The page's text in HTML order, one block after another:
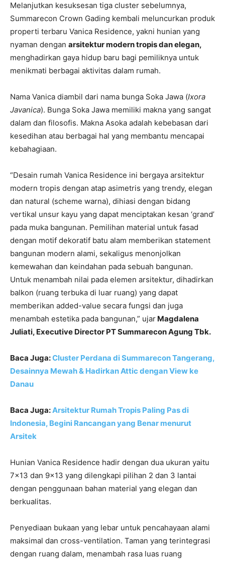
Melanjutkan kesuksesan tiga cluster sebelumnya,
Summarecon Crown Gading kembali meluncurkan produk
properti terbaru Vanica Residence, yakni hunian yang
nyaman dengan arsitektur modern tropis dan elegan,
menghadirkan gaya hidup baru bagi pemiliknya untuk
menikmati berbagai aktivitas dalam rumah.
Nama Vanica diambil dari nama bunga Soka Jawa (Ixora
Javanica). Bunga Soka Jawa memiliki makna yang sangat
dalam dan filosofis. Makna Asoka adalah kebebasan dari
kesedihan atau berbagai hal yang membantu mencapai
kebahagiaan.
“Desain rumah Vanica Residence ini bergaya arsitektur
modern tropis dengan atap asimetris yang trendy, elegan
dan natural (scheme warna), dihiasi dengan bidang
vertikal unsur kayu yang dapat menciptakan kesan ‘grand’
pada muka bangunan. Pemilihan material untuk fasad
dengan motif dekoratif batu alam memberikan statement
bangunan modern alami, sekaligus menonjolkan
kemewahan dan keindahan pada sebuah bangunan.
Untuk menambah nilai pada elemen arsitektur, dihadirkan
balkon (ruang terbuka di luar ruang) yang dapat
memberikan added-value secara fungsi dan juga
menambah estetika pada bangunan,” ujar Magdalena
Juliati, Executive Director PT Summarecon Agung Tbk.
Baca Juga:Cluster Perdana di Summarecon Tangerang,
Desainnya Mewah & Hadirkan Attic dengan View ke
Danau
Baca Juga:Arsitektur Rumah Tropis Paling Pas di
Indonesia, Begini Rancangan yang Benar menurut
Arsitek
Hunian Vanica Residence hadir dengan dua ukuran yaitu
7×13 dan 9×13 yang dilengkapi pilihan 2 dan 3 lantai
dengan penggunaan bahan material yang elegan dan
berkualitas.
Penyediaan bukaan yang lebar untuk pencahayaan alami
maksimal dan cross-ventilation. Taman yang terintegrasi
dengan ruang dalam, menambah rasa luas ruang